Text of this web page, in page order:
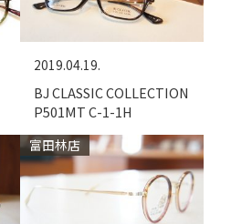
2019.04.19.
BJ CLASSIC COLLECTION
P501MT C-1-1H
富田林店